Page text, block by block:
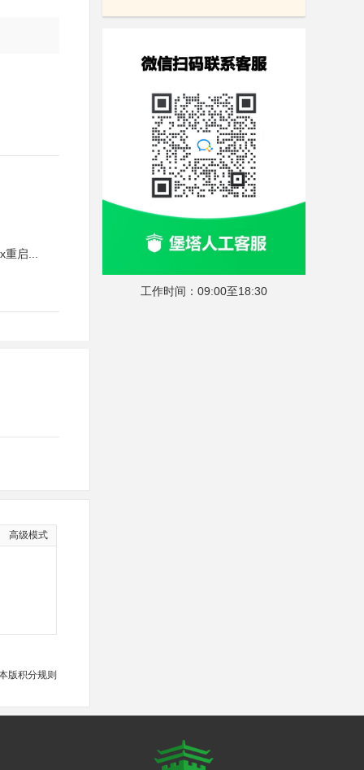
启...
高级模式
版积分规则
工作时间：09:00至18:30